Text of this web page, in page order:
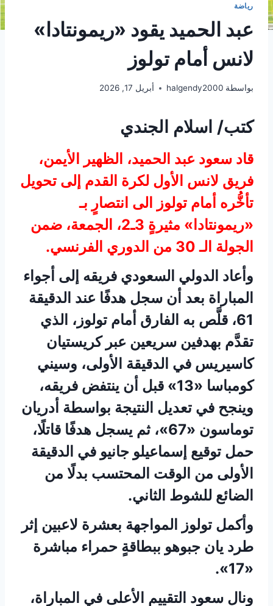
رياضة
عبد الحميد يقود «ريمونتادا»
لانس أمام تولوز
بواسطة halgendy2000 أبريل 17, 2026
كتب/ اسلام الجندي
قاد سعود عبد الحميد، الظهير الأيمن،
فريق لانس الأول لكرة القدم إلى تحويل
تأخُّره أمام تولوز الى انتصارٍ بـ
«ريمونتادا» مثيرةٍ 3ـ2، الجمعة، ضمن
الجولة الـ 30 من الدوري الفرنسي.
وأعاد الدولي السعودي فريقه إلى أجواء
المباراة بعد أن سجل هدفًا عند الدقيقة
61، قلَّص به الفارق أمام تولوز، الذي
تقدَّم بهدفين سريعين عبر كريستيان
كاسيريس في الدقيقة الأولى، وسيني
كومباسا «13» قبل أن ينتفض فريقه،
وينجح في تعديل النتيجة بواسطة أدريان
توماسون «67»، ثم يسجل هدفًا قاتلًا،
حمل توقيع إسماعيلو جانيو في الدقيقة
الأولى من الوقت المحتسب بدلًا من
الضائع للشوط الثاني.
وأكمل تولوز المواجهة بعشرة لاعبين إثر
طرد يان جبوهو ببطاقةٍ حمراء مباشرة
«17».
ونال سعود التقييم الأعلى في المباراة،